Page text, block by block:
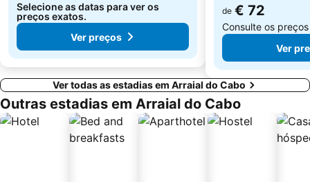
Selecione as datas para ver os
preços exatos.
Ver preços
de € 72
Consulte os
Ver
Ver todas as estadias em Arraial do Cabo
Outras estadias em Arraial do Cabo